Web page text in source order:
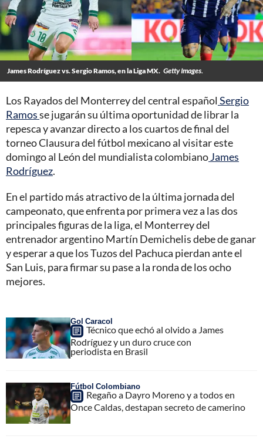
James Rodríguez vs. Sergio Ramos, en la Liga MX. Getty Images.
Los Rayados del Monterrey del central español Sergio
Ramosse jugarán su última oportunidad de librar la
repesca y avanzar directo a los cuartos de final del
torneo Clausura del fútbol mexicano al visitar este
domingo al León del mundialista colombianoJames
Rodríguez.
En el partido más atractivo de la última jornada del
campeonato, que enfrenta por primera vez a las dos
principales figuras de la liga, el Monterrey del
entrenador argentino Martín Demichelis debe de ganar
y esperar a que los Tuzos del Pachuca pierdan ante el
San Luis, para firmar su pase a la ronda de los ocho
mejores.
Gol Caracol
Técnico que echó al olvido a James
Rodríguez y un duro cruce con
periodista en Brasil
Fútbol Colombiano
Regaño a Dayro Moreno y a todos en
Once Caldas, destapan secreto de camerino